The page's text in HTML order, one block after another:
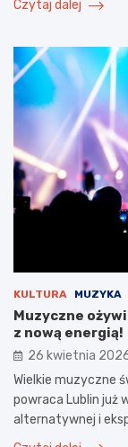
Czytaj dalej
KULTURA MUZYKA
Muzyczne
z nową energią!
26 kwietnia
Wielkie muzyczne
powraca Lublin już
alternatywnej i